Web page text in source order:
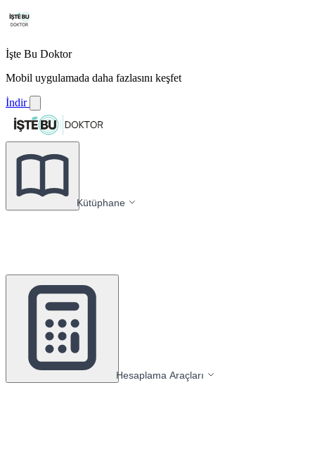
İşte Bu Doktor
Mobil uygulamada daha fazlasını keşfet
İndir
Kütüphane
Hesaplama Araçları